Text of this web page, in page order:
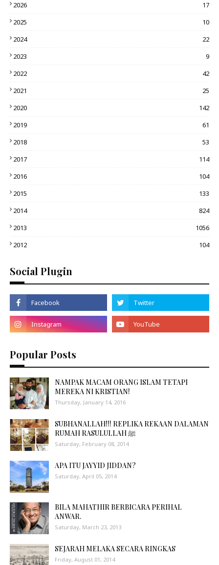
2026
17
2025
10
2024
22
2023
9
2022
42
2021
25
2020
142
2019
61
2018
53
2017
114
2016
104
2015
133
2014
824
2013
1056
2012
104
Social Plugin
Popular Posts
NAMPAK MACAM ORANG ISLAM TETAPI
MEREKA NI KRISTIAN!
Thursday, January 14, 2016
SUBHANALLAH!!! REPLIKA REKAAN DALAMAN
RUMAH RASULULLAH ﷺ
Saturday, February 08, 2014
APA ITU JAYYID JIDDAN?
Saturday, April 05, 2014
BILA MAHATHIR BERBICARA PERIHAL
ANWAR.
Saturday, March 23, 2013
SEJARAH MELAKA SECARA RINGKAS
Friday, August 01, 2014